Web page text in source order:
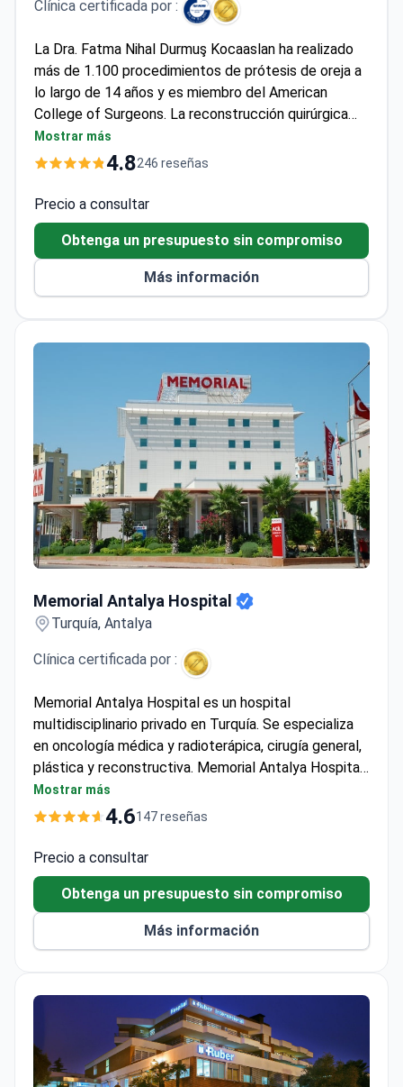
Clínica certificada por :
La Dra. Fatma Nihal Durmuş Kocaaslan ha realizado
más de 1.100 procedimientos de prótesis de oreja a
lo largo de 14 años y es miembro del American
College of Surgeons. La reconstrucción quirúrgica
suele costar entre 6.000 € y 8.500 €, lo que cubre las
intervenciones, la anestesia, las prótesis, la estancia
por la JCI, ofrece técnicas de fijación con implantes
y de cartílago autólogo mediante paquetes de
atención integral. La experiencia de la Dra. Kocaaslan
incluye la medicina forense y técnicas de cirugía
Mostrar más
4.8246 reseñas
Precio a consultar
Obtenga un presupuesto sin compromiso
Más información
Memorial Antalya Hospital
Turquía, Antalya
Clínica certificada por :
Memorial Antalya Hospital es un hospital
multidisciplinario privado en Turquía. Se especializa
en oncología médica y radioterápica, cirugía general,
plástica y reconstructiva. Memorial Antalya Hospital
cumple con los estándares internacionales de
calidad y seguridad según la JCI (Joint Commission
centros médicos de clase mundial.
Mostrar más
4.6147 reseñas
Precio a consultar
Obtenga un presupuesto sin compromiso
Más información